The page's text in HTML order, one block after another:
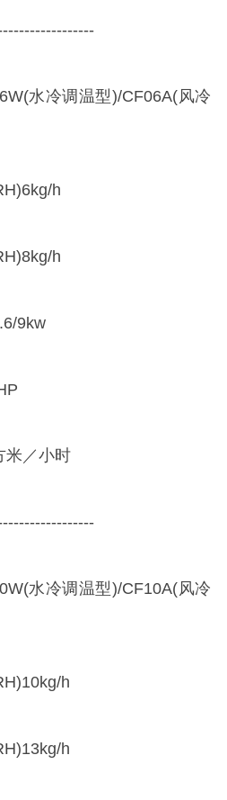
水冷调温型)/CF06A(风冷
h
h
9kw
／小时
水冷调温型)/CF10A(风冷
h
h